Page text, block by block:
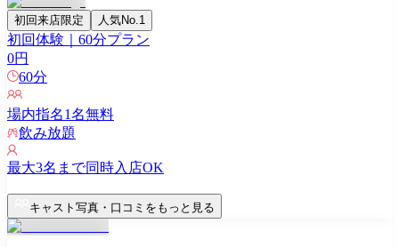
初回来店限定 人気No.1
初回体験｜60分プラン
0円
60分
場内指名1名無料
飲み放題
最大3名まで同時入店OK
キャスト写真・口コミをもっと見る